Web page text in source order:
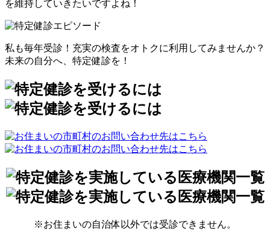
を維持していきたいですよね！
私も毎年受診！充実の検査をオトクに利用してみませんか？
未来の自分へ、特定健診を！
※お住まいの自治体以外では受診できません。